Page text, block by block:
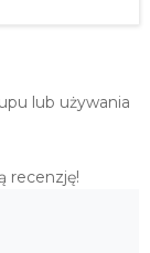
lub używania
recenzję!